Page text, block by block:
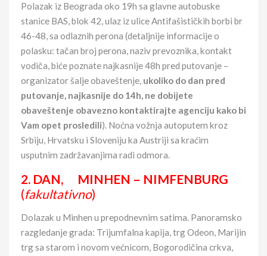
Polazak iz Beograda oko 19h sa glavne autobuske
stanice BAS, blok 42, ulaz iz ulice Antifašističkih borbi br
46-48, sa odlaznih perona (detaljnije informacije o
polasku: tačan broj perona, naziv prevoznika, kontakt
vodiča, biće poznate najkasnije 48h pred putovanje –
organizator šalje obaveštenje, ukoliko do dan pred
putovanje, najkasnije do 14h, ne dobijete
obaveštenje obavezno kontaktirajte agenciju kako bi
Vam opet prosledili). Noćna vožnja autoputem kroz
Srbiju, Hrvatsku i Sloveniju ka Austriji sa kraćim
usputnim zadržavanjima radi odmora.
2. DAN, MINHEN – NIMFENBURG
(fakultativno)
Dolazak u Minhen u prepodnevnim satima. Panoramsko
razgledanje grada: Trijumfalna kapija, trg Odeon, Marijin
trg sa starom i novom većnicom, Bogorodičina crkva,